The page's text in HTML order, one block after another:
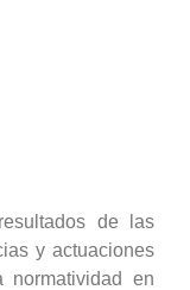
de las
y actuaciones
en